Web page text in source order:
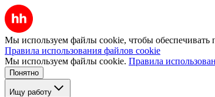
Мы используем файлы cookie, чтобы обеспечивать
Правила использования файлов cookie
Мы используем файлы cookie. Правила
Понятно
Ищу работу